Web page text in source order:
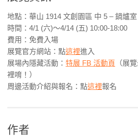
地點：華山 1914 文創園區 中 5 – 鍋爐室
時間：4/1 (六)～4/14 (五) 10:00-18:00
費用：免費入場
展覽官方網站：點這裡進入
展場內隱藏活動： 特展 FB 活動頁 （展
裡唷！）
周邊活動介紹與報名：點這裡報名
作者